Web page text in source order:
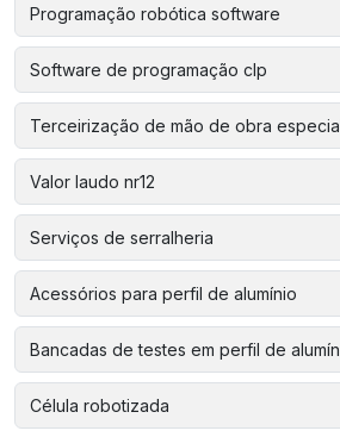
Programação robótica software
Software de programação clp
Terceirização de mão de obra
Valor laudo nr12
Serviços de serralheria
Acessórios para perfil de alumínio
Bancadas de testes em perfil de
Célula robotizada